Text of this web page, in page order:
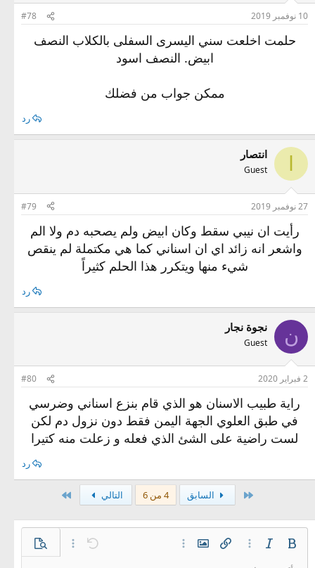
10 نوفمبر 2019 #78
حلمت اخلعت سني اليسرى السفلى بالكلاب النصف
ابيض. النصف اسود
ممكن جواب من فضلك
رد
انتصار
Guest
27 نوفمبر 2019 #79
رأيت ان نيبي سقط وكان ابيض ولم يصحبه دم ولا الم
واشعر انه زائد اي ان اسناني كما هي مكتملة لم ينقص
شيء منها ويتكرر هذا الحلم كثيراً
رد
ن نجوة نجار
Guest
2 فبراير 2020 #80
راية طبيب الاسنان هو الذي قام بنزع اسناني وضرسي
في طبق العلوي الجهة اليمن فقط دون نزول دم لكن
لست راضية على الشئ الذي فعله و زعلت منه كتيرا
رد
السابق 4 من 6 التالي
غامق مائل خيارات إضافية…
إدراج رابطإدراج صورةخيارات إضافية… تراجع خيارات إضافية…
معاينة